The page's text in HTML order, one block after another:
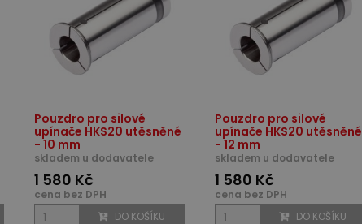
Pouzdro pro silové
upínače HKS20 utěsněné
- 10 mm
skladem u dodavatele
1 580 Kč
cena bez DPH
DO KOŠÍKU
Pouzdro pro silové
upínače HKS20 utěsněné
- 12 mm
skladem u dodavatele
1 580 Kč
cena bez DPH
DO KOŠÍKU